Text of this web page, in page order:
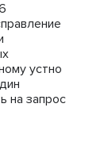
устно
на запрос